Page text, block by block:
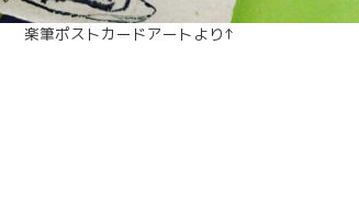
楽筆ポストカードアートより↑